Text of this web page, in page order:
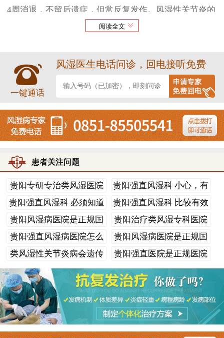
4周消退，不留后遗症，但常反复发作。风湿性关节炎的
关节会有肿胀的情况，而这里所说的肿胀不是指用手指
风湿性关节炎根据症状、流行病学及免疫学分析，
认为风湿性关节炎与人体溶血性链球菌感染密切相关，
且感染途径至关重要，咽部链球菌感染是发病的必要条
件。但A组链球菌引起风湿热的发病机制尚未完全明了。
目前还注意到病毒感染与本病也有一定关系。风湿性关
节炎活动期病理改变为，关节滑膜及周围组织水肿，滑
膜下结缔组织中有黏液性变，纤维素样变及炎性细胞浸
润，有时有不典型的风湿小体。活动期过后，关节内的
渗出物可被吸收，一般不引起粘连，因此并不产生关节
变形等后遗症。
家能够在以后的生活当中遇到该疾病时，能够及时的到
医院做检查诊断，查明原因做对症治疗。贵州省风湿免
疫科最好的医院在哪？
文章部分文字、图片、数据、视频等内容信息来源于互
联网，版权归原作者所有，如有侵权请立即联系删除。
阅读全文
一键通话
风湿医生电话问诊，回电接听免费
患者关注问题
贵阳专研专治类风湿医院
类
贵阳强直风湿科 小心，有
这
贵阳强直风湿科 必须知道
的
贵阳强直风湿科 比较有效
的
贵阳风湿病医院是正规国
家医
贵阳治疗类风湿专科医院
类
贵阳强直风湿病医院怎么
样
贵阳风湿病医院是正规国
家医
类风湿性关节炎病会遗传
吗
贵阳强直医院是正规医院
吗